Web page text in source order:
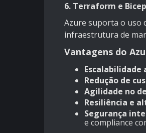
6. Terraform e
Azure suporta o uso
infraestrutura de
Vantagens do
Redução de
Agilidade no
Resiliência e
Segurança
e compliance